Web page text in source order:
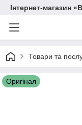
Інтернет-магазин
Товари та
Оригінал